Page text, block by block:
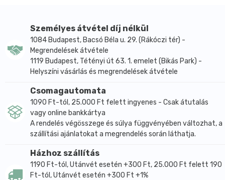
Személyes átvétel díj nélkül
1084 Budapest, Bacsó Béla u. 29. (Rákóczi tér) -
Megrendelések átvétele
1119 Budapest, Tétényi út 63. 1. emelet (Bikás Park) -
Helyszíni vásárlás és megrendelések átvétele
Csomagautomata
1090 Ft-tól, 25.000 Ft felett ingyenes - Csak átutalás
vagy online bankkártya
A rendelés végösszege és súlya függvényében változhat, a
szállítási ajánlatokat a megrendelés során láthatja.
Házhoz szállítás
1190 Ft-tól, Utánvét esetén +300 Ft, 25.000 Ft felett 190
Ft-tól, Utánvét esetén +300 Ft +1%